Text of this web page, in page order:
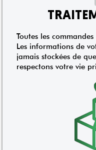
Toutes les
Les informations de
jamais stockées de
respectons votre vie